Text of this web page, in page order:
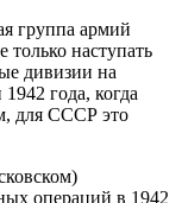
группа армий
только наступать
дивизии на
года, когда
для СССР это
операций в 1942